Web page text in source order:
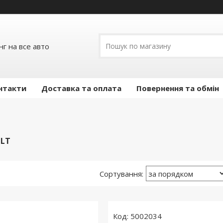
на все авто
Доставка та оплата Повернення та обмін
5002034